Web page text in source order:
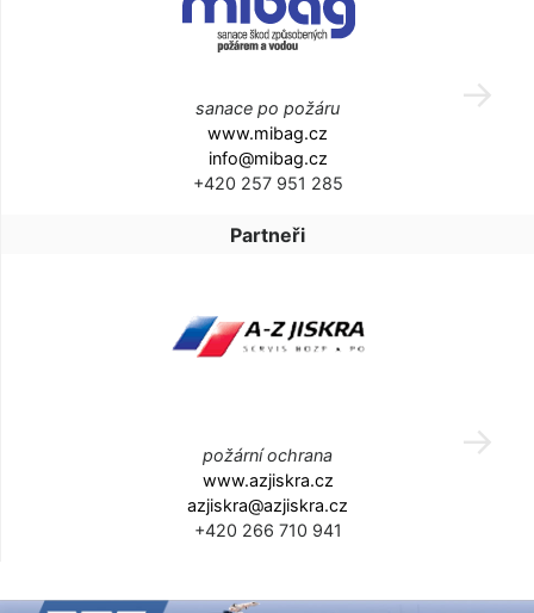
sanace po požáru
www.mibag.cz
info@mibag.cz
+420 257 951 285
Partneři
požární ochrana
www.azjiskra.cz
azjiskra@azjiskra.cz
+420 266 710 941